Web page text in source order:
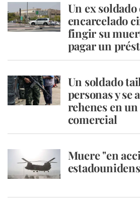
Un ex
encarcelado
fingir su
pagar un
Un soldado
personas y se
rehenes en
comercial
Muere "en